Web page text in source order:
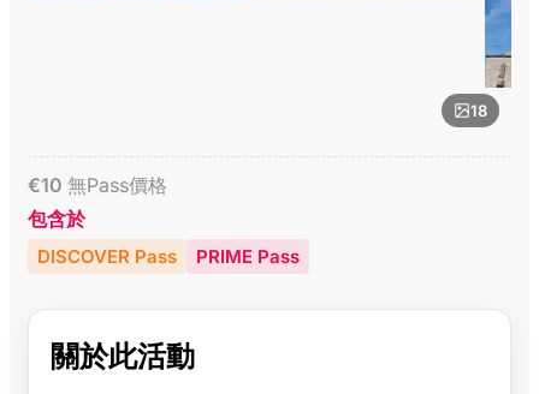
18
€10 無Pass價格
包含於
DISCOVER Pass PRIME Pass
關於此活動